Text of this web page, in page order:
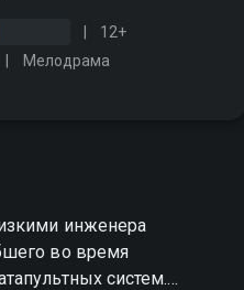
12+
Мелодрама
инженера
во время
систем.